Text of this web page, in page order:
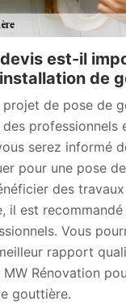
est-il
de
projet de pose de
des professionnels
serez informé
pour une pose
des
il est
Vous
rapport
Rénovation
gouttière.